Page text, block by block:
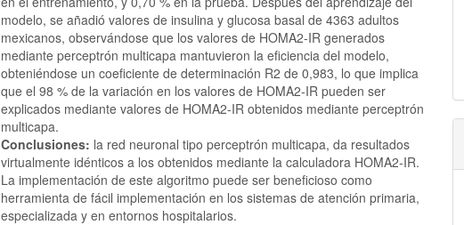
modelo, se añadió valores de insulina y glucosa basal de 4363 adultos
mexicanos, observándose que los valores de HOMA2-IR generados
mediante perceptrón multicapa mantuvieron la eficiencia del modelo,
obteniéndose un coeficiente de determinación R2 de 0,983, lo que implica
que el 98 % de la variación en los valores de HOMA2-IR pueden ser
explicados mediante valores de HOMA2-IR obtenidos mediante perceptrón
multicapa.
Conclusiones: la red neuronal tipo perceptrón multicapa, da resultados
virtualmente idénticos a los obtenidos mediante la calculadora HOMA2-IR.
La implementación de este algoritmo puede ser beneficioso como
herramienta de fácil implementación en los sistemas de atención primaria,
especializada y en entornos hospitalarios.